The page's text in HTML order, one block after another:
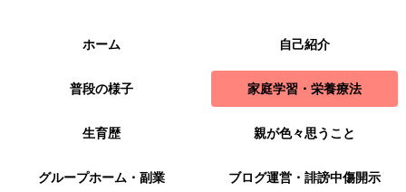
ホーム 自己紹介
普段の様子 家庭学習・栄養療法
生育歴 親が色々思うこと
グループホーム・副業 ブログ運営・誹謗中傷開示